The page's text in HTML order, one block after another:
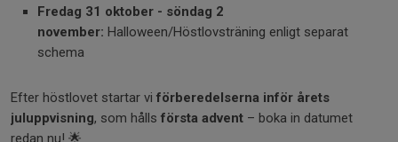
Fredag 31 oktober - söndag 2
november: Halloween/Höstlovsträning enligt separat
schema
Efter höstlovet startar vi förberedelserna inför årets
juluppvisning, som hålls första advent – boka in datumet
redan nu! 🌟